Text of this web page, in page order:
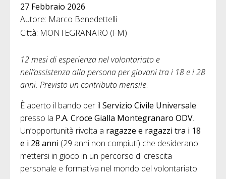
27 Febbraio 2026
Autore: Marco Benedettelli
Città: MONTEGRANARO (FM)
12 mesi di esperienza nel volontariato e
nell’assistenza alla persona per giovani tra i 18 e i 28
anni. Previsto un contributo mensile.
È aperto il bando per il Servizio Civile Universale
presso la P.A. Croce Gialla Montegranaro ODV.
Un’opportunità rivolta a ragazze e ragazzi tra i 18
e i 28 anni (29 anni non compiuti) che desiderano
mettersi in gioco in un percorso di crescita
personale e formativa nel mondo del volontariato.